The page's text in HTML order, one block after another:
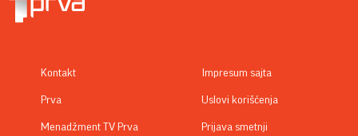
Kontakt
Prva
Menadžment TV Prva
Impresum sajta
Uslovi korišćenja
Prijava smetnji